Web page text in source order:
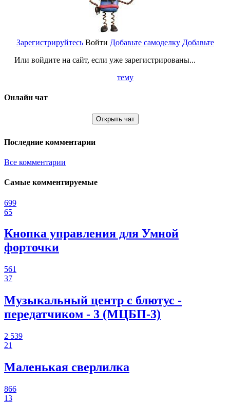
Зарегистрируйтесь
Или войдите на сайт, если уже зарегистрированы...
Войти Добавьте самоделку Добавьте
тему
Онлайн чат
Открыть чат
Последние комментарии
Все комментарии
Самые комментируемые
699
65
Кнопка управления для Умной
форточки
561
37
Музыкальный центр с блютус -
передатчиком - 3 (МЦБП-3)
2 539
21
Маленькая сверлилка
866
13